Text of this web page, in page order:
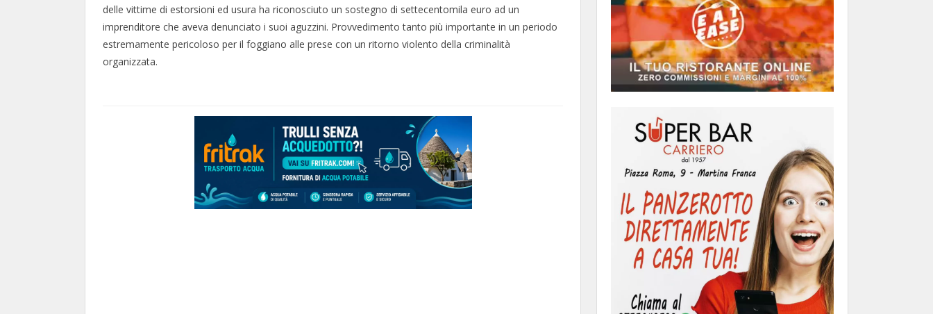
delle vittime di estorsioni ed usura ha riconosciuto un sostegno di settecentomila euro ad un
imprenditore che aveva denunciato i suoi aguzzini. Provvedimento tanto più importante in un periodo
estremamente pericoloso per il foggiano alle prese con un ritorno violento della criminalità
organizzata.